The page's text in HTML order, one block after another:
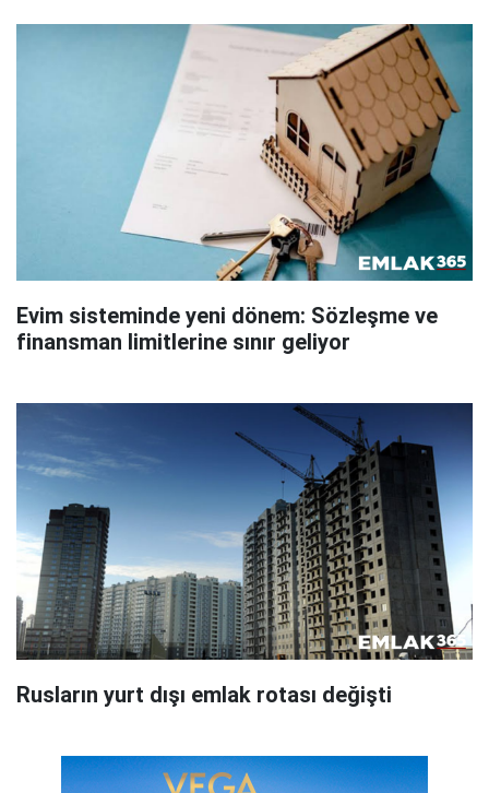
Evim sisteminde yeni dönem: Sözleşme ve
finansman limitlerine sınır geliyor
Rusların yurt dışı emlak rotası değişti